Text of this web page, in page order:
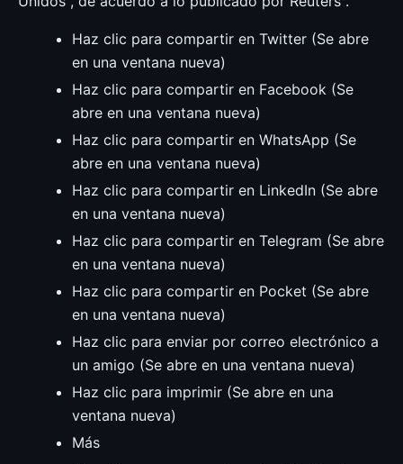
Haz clic para compartir en Twitter (Se abre
en una ventana nueva)
Haz clic para compartir en Facebook (Se
abre en una ventana nueva)
Haz clic para compartir en WhatsApp (Se
abre en una ventana nueva)
Haz clic para compartir en LinkedIn (Se abre
en una ventana nueva)
Haz clic para compartir en Telegram (Se abre
en una ventana nueva)
Haz clic para compartir en Pocket (Se abre
en una ventana nueva)
Haz clic para enviar por correo electrónico a
un amigo (Se abre en una ventana nueva)
Haz clic para imprimir (Se abre en una
ventana nueva)
Más